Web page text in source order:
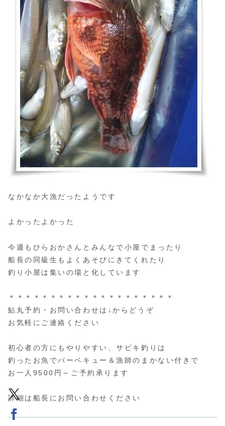
なかなか大漁だったようです
よかったよかった
今週もひらおかさんとみんなで小屋でまったり
船長の同級生もよくあそびにきてくれたり
釣り小屋は集いの場と化しています
＊＊＊＊＊＊＊＊＊＊＊＊＊＊＊＊＊＊＊＊
鮎丸予約・お問い合わせは↓からどうぞ
お気軽にご連絡ください
初心者の方にもやりやすい、サビキ釣りは
釣ったお魚でバーベキュー＆漁師のまかない付きで
お一人9500円～ご予約承ります
詳細は船長にお問い合わせください